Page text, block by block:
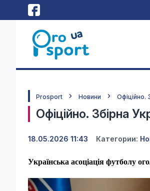
Prosport Новини Офіційно.
Офіційно. Збірна
18.05.2026 11:43 Категории:
Українська асоціація футболу